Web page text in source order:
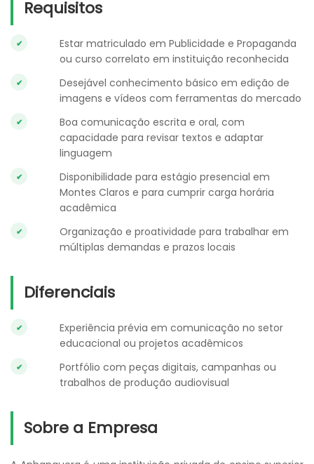
Requisitos
Estar matriculado em Publicidade e Propaganda
ou curso correlato em instituição reconhecida
Desejável conhecimento básico em edição de
imagens e vídeos com ferramentas do mercado
Boa comunicação escrita e oral, com
capacidade para revisar textos e adaptar
linguagem
Disponibilidade para estágio presencial em
Montes Claros e para cumprir carga horária
acadêmica
Organização e proatividade para trabalhar em
múltiplas demandas e prazos locais
Diferenciais
Experiência prévia em comunicação no setor
educacional ou projetos acadêmicos
Portfólio com peças digitais, campanhas ou
trabalhos de produção audiovisual
Sobre a Empresa